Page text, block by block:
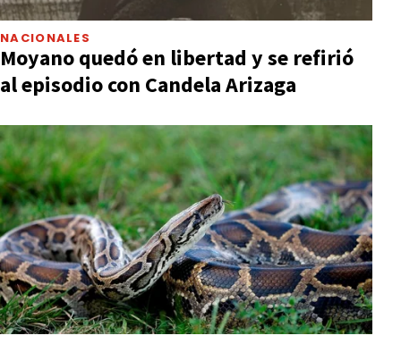
NACIONALES
Moyano quedó en libertad y se refirió
al episodio con Candela Arizaga